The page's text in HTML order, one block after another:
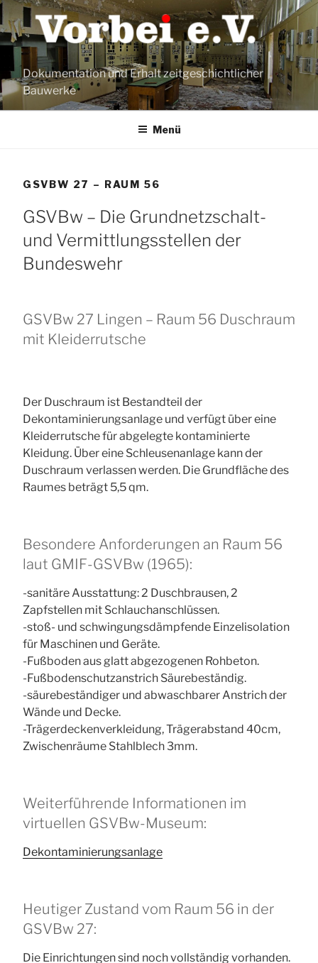
Zum
Inhalt
springen
Dokumentation und Erhalt zeitgeschichtlicher
Bauwerke
Menü
GSVBW 27 – RAUM 56
GSVBw – Die Grundnetzschalt-
und Vermittlungsstellen der
Bundeswehr
GSVBw 27 Lingen – Raum 56 Duschraum
mit Kleiderrutsche
Der Duschraum ist Bestandteil der
Dekontaminierungsanlage und verfügt über eine
Kleiderrutsche für abgelegte kontaminierte
Kleidung. Über eine Schleusenanlage kann der
Duschraum verlassen werden. Die Grundfläche des
Raumes beträgt 5,5 qm.
Besondere Anforderungen an Raum 56
laut GMIF-GSVBw (1965):
-sanitäre Ausstattung: 2 Duschbrausen, 2
Zapfstellen mit Schlauchanschlüssen.
-stoß- und schwingungsdämpfende Einzelisolation
für Maschinen und Geräte.
-Fußboden aus glatt abgezogenen Rohbeton.
-Fußbodenschutzanstrich Säurebeständig.
-säurebeständiger und abwaschbarer Anstrich der
Wände und Decke.
-Trägerdeckenverkleidung, Trägerabstand 40cm,
Zwischenräume Stahlblech 3mm.
Weiterführende Informationen im
virtuellen GSVBw-Museum:
Dekontaminierungsanlage
Heutiger Zustand vom Raum 56 in der
GSVBw 27:
Die Einrichtungen sind noch vollständig vorhanden.